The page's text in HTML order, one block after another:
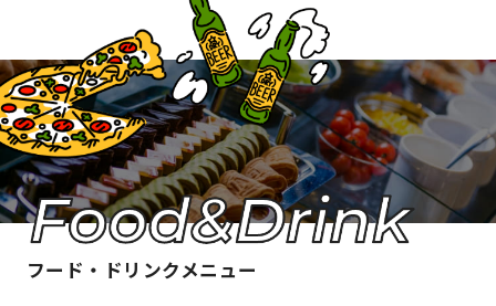
フード・ドリンクメニュー